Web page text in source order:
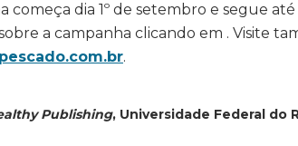
começa dia 1º de setembro e segue
a campanha clicando em . Visite
.
Publishing, Universidade Federal do